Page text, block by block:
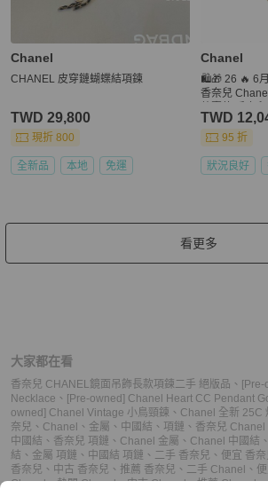
Chanel
CHANEL 皮穿鏈蝴蝶結項鍊
TWD 29,800
現折 800
全新品 本地 免運
Chanel
🛍️🎁 26 🔥 6
香奈兒 Chanel 金色CC頸鏈🔥 香奈
LACE
TWD
95 折
狀況良好
看更多
大家都在看
香奈兒 CHANEL鏡面吊飾長款項鍊二手 絕版品 、 [Pre-
Necklace 、 [Pre-owned] Chanel Heart CC Pendant
owned] Chanel Vintage 小鳥頸鍊 、 Chanel 全新 25C
奈兒 、 Chanel 、 金屬 、 中國結 、 項鏈 、 香奈兒 Chanel
中國結 、 香奈兒 項鏈 、 Chanel 金屬 、 Chanel 中國結 、
結 、 金屬 項鏈 、 中國結 項鏈 、 二手 香奈兒 、 便宜 香奈
香奈兒 、 中古 香奈兒 、 推薦 香奈兒 、 二手 Chanel 、
Chanel、熱門 Chanel、中古 Chanel、推薦 Chanel、